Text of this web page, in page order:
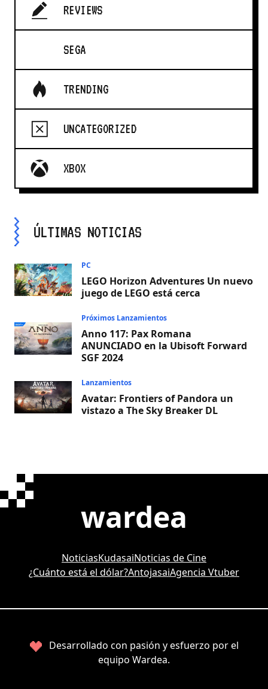
REVIEWS
SEGA
TRENDING
UNCATEGORIZED
XBOX
ÚLTIMAS NOTICIAS
PC
LEGO Horizon Adventures Un nuevo
juego de LEGO está cerca
Próximos Lanzamientos
Anno 117: Pax Romana
ANUNCIADO en la Ubisoft Forward
SGF 2024
Lanzamientos
Avatar: Frontiers of Pandora un
vistazo a The Sky Breaker DL
wardea
NoticiasKudasaiNoticias de Cine
¿Cuánto está el dólar?AntojasaiAgencia Vtuber
Desarrollado con pasión y esfuerzo por el
equipo Wardea.